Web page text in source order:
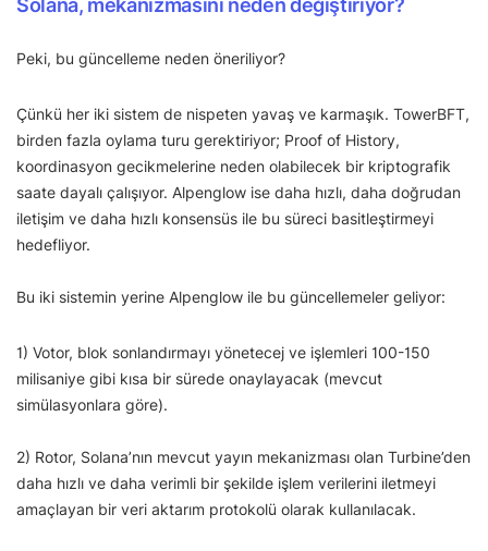
Solana, mekanizmasını neden değiştiriyor?
Peki, bu güncelleme neden öneriliyor?
Çünkü her iki sistem de nispeten yavaş ve karmaşık. TowerBFT,
birden fazla oylama turu gerektiriyor; Proof of History,
koordinasyon gecikmelerine neden olabilecek bir kriptografik
saate dayalı çalışıyor. Alpenglow ise daha hızlı, daha doğrudan
iletişim ve daha hızlı konsensüs ile bu süreci basitleştirmeyi
hedefliyor.
Bu iki sistemin yerine Alpenglow ile bu güncellemeler geliyor:
1) Votor, blok sonlandırmayı yönetecej ve işlemleri 100-150
milisaniye gibi kısa bir sürede onaylayacak (mevcut
simülasyonlara göre).
2) Rotor, Solana’nın mevcut yayın mekanizması olan Turbine’den
daha hızlı ve daha verimli bir şekilde işlem verilerini iletmeyi
amaçlayan bir veri aktarım protokolü olarak kullanılacak.